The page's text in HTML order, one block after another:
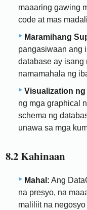
maaaring gawing
code at mas
Maramihang
pangasiwaan ang
database ay isang
namamahala ng
Visualization ng
ng mga graphical
schema ng
unawa sa mga
8.2 Kahinaan
Mahal: Ang
na presyo, na
maliliit na